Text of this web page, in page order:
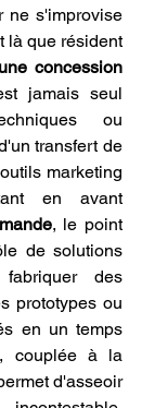
ne s'improvise
pas, et c'est précisément là que résident
concession
jamais seul
ou
transfert de
marketing
en avant
, le point
de solutions
des
prototypes ou
en un temps
couplée à la
d'asseoir